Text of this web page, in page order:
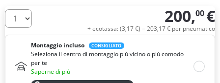
Quantità 200,00 €
+ ecotassa: (3,17€) = 203,17€ per pneumatico
Montaggio incluso
CONSIGLIATO
Seleziona il centro di montaggio più vicino o più comodo
per te
Saperne di più